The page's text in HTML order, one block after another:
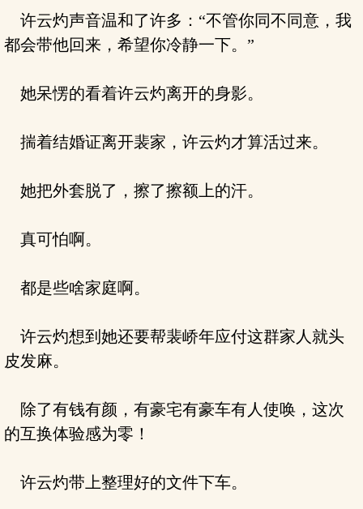
许云灼声音温和了许多：“不管你同不同意，我
都会带他回来，希望你冷静一下。”
她呆愣的看着许云灼离开的身影。
揣着结婚证离开裴家，许云灼才算活过来。
她把外套脱了，擦了擦额上的汗。
真可怕啊。
都是些啥家庭啊。
许云灼想到她还要帮裴峤年应付这群家人就头
皮发麻。
除了有钱有颜，有豪宅有豪车有人使唤，这次
的互换体验感为零！
许云灼带上整理好的文件下车。